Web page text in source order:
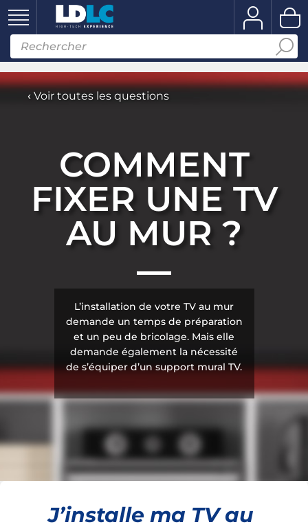
‹ Voir toutes les questions
COMMENT
FIXER UNE TV
AU MUR ?
L’installation de votre TV au mur
demande un temps de préparation
et un peu de bricolage. Mais elle
demande également la nécessité
de s’équiper d’un support mural TV.
J’installe ma TV au